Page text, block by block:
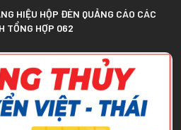
HIỆU HỘP ĐÈN QUẢNG CÁO CÁC
TỔNG HỢP 062